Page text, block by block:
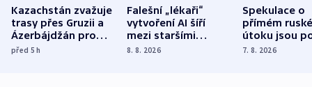
Kazachstán zvažuje
trasy přes Gruzii a
Ázerbájdžán pro
vývoz ropy do
před 5h
Falešní „lékaři“
vytvoření AI šíří
mezi staršími
Poláky nebezpečné
8. 8. 2026
Spekulace o
přímém
útoku jsou
míní
7. 8. 2026